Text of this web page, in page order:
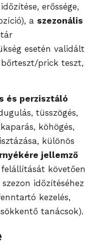
erőssége,
a szezonális
esetén validált
prick teszt,
és perzisztáló
tüsszögés,
köhögés,
különös
jellemző
felállítását követően
időzítéséhez
kezelés,
tanácsok).